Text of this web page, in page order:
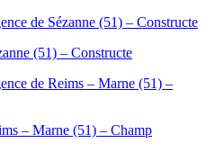
(51) – Constructe
– Marne (51) – Champ